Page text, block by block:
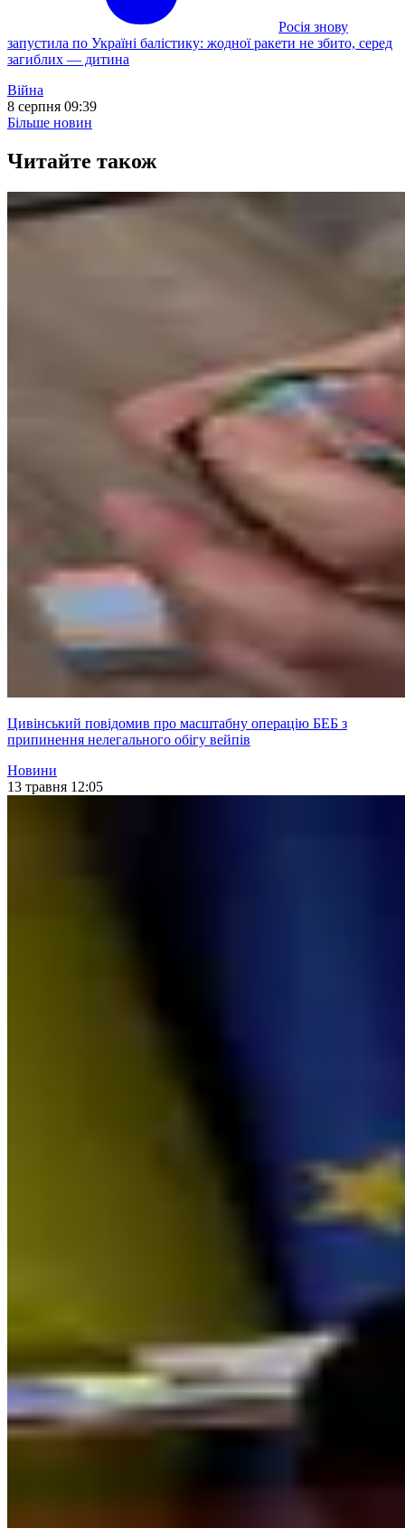
Росія знову
запустила по Україні балістику: жодної ракети не збито, серед
загиблих — дитина
Війна
8 серпня 09:39
Більше новин
Читайте також
Цивінський повідомив про масштабну операцію БЕБ з
припинення нелегального обігу вейпів
Новини
13 травня 12:05